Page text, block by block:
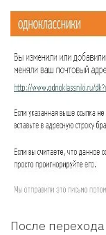
После